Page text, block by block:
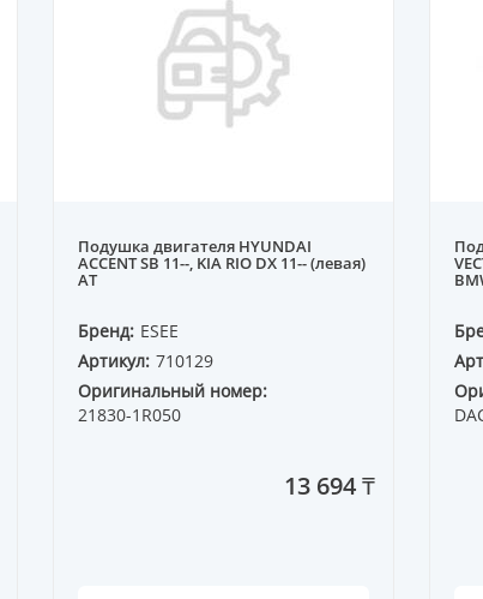
Подушка двигателя HYUNDAI
ACCENT SB 11--, KIA RIO DX 11-- (левая)
AT
Бренд: ESEE
Артикул: 710129
Оригинальный номер:
21830-1R050
13 694 ₸